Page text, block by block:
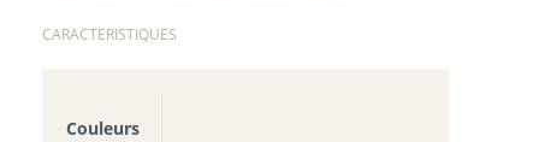
CARACTERISTIQUES
Couleurs